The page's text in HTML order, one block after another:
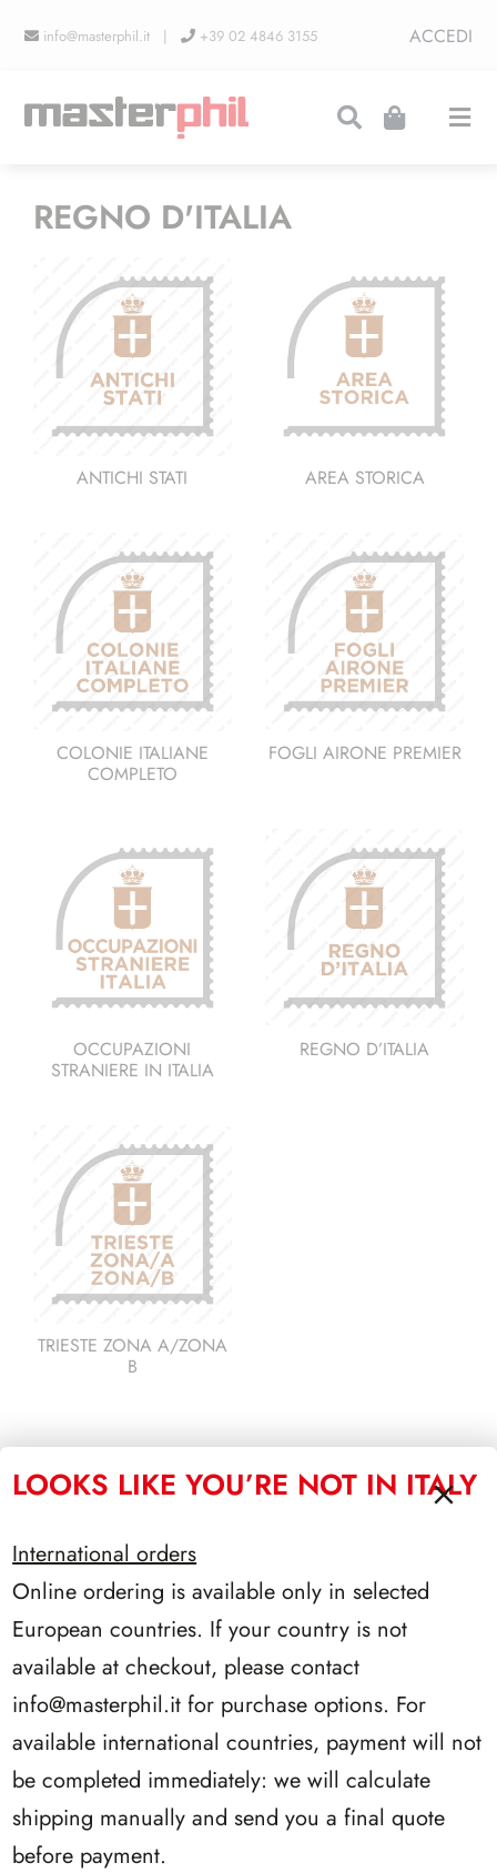
info@masterphil.it | +39 02 4846 3155 ACCEDI
LINEA COLLEZIONISMO
FIERE
CONTATTI
REGNO D'ITALIA
ANTICHI STATI AREA STORICA
COLONIE ITALIANE
COMPLETO
FOGLI AIRONE PREMIER
OCCUPAZIONI
STRANIERE IN ITALIA
REGNO D’ITALIA
TRIESTE ZONA A/ZONA
B
FIGURINE
FUMETTI
CARD COLLECTION
FILATELIA
FOGLI D'ALBUM
FALCON
REPUBBLICA ITALIANA
PAESI ESTERI
LOOKS LIKE YOU’RE NOT IN ITALY
International orders
Online ordering is available only in selected
European countries. If your country is not
available at checkout, please contact
info@masterphil.it for purchase options. For
available international countries, payment will not
be completed immediately: we will calculate
shipping manually and send you a final quote
before payment.